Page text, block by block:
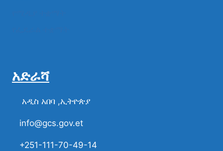
አድራሻ
አዲስ አበባ ,ኢትዮጵያ
info@gcs.gov.et
+251-111-70-49-14